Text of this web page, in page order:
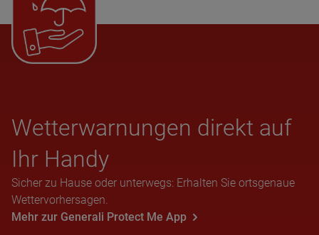
Wet­ter­war­nun­gen direkt auf
Ihr Handy
Sicher zu Hause oder unterwegs: Erhalten Sie ortsgenaue
Wettervorhersagen.
Mehr zur Generali Protect Me App